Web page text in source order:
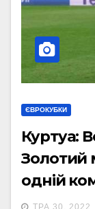
ЄВРОКУБКИ
Куртуа:
Золотий
одній
ТРА 30, 2022